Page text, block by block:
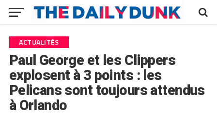
ACTUALITÉS
Paul George et les Clippers
explosent à 3 points : les
Pelicans sont toujours attendus
à Orlando